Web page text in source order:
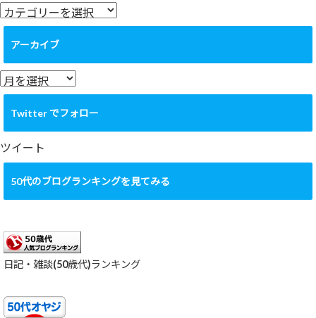
カ
テ
リ
ー
アーカイブ
ア
ー
イ
ブ
Twitter でフォロー
ツイート
50代のブログランキングを見てみる
日記・雑談(50歳代)ランキング